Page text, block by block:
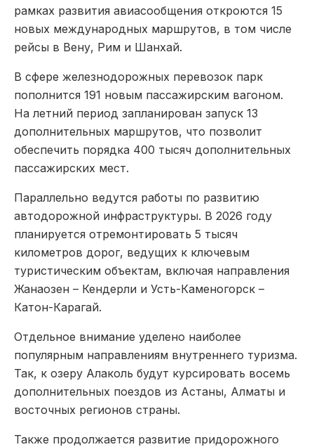
рамках развития авиасообщения откроются 15
новых международных маршрутов, в том числе
рейсы в Вену, Рим и Шанхай.
В сфере железнодорожных перевозок парк
пополнится 191 новым пассажирским вагоном.
На летний период запланирован запуск 13
дополнительных маршрутов, что позволит
обеспечить порядка 400 тысяч дополнительных
пассажирских мест.
Параллельно ведутся работы по развитию
автодорожной инфраструктуры. В 2026 году
планируется отремонтировать 5 тысяч
километров дорог, ведущих к ключевым
туристическим объектам, включая направления
Жанаозен – Кендерли и Усть-Каменогорск –
Катон-Карагай.
Отдельное внимание уделено наиболее
популярным направлениям внутреннего туризма.
Так, к озеру Алаколь будут курсировать восемь
дополнительных поездов из Астаны, Алматы и
восточных регионов страны.
Также продолжается развитие придорожного